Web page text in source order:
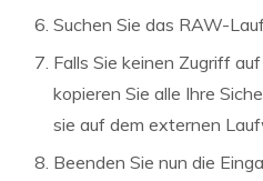
Suchen Sie das RAW-
Falls Sie keinen Zugriff
kopieren Sie alle Ihre
sie auf dem externen
Beenden Sie nun die